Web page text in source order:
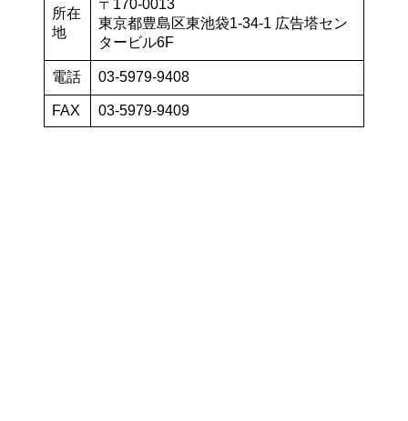
所在
地
〒170-0013
東京都豊島区東池袋1-34-1 広告塔セン
タービル6F
電話 03-5979-9408
FAX 03-5979-9409